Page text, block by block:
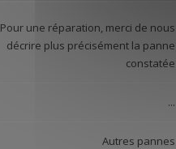
Pour une réparation, merci de nous
décrire plus précisément la panne
constatée
...
Autres pannes